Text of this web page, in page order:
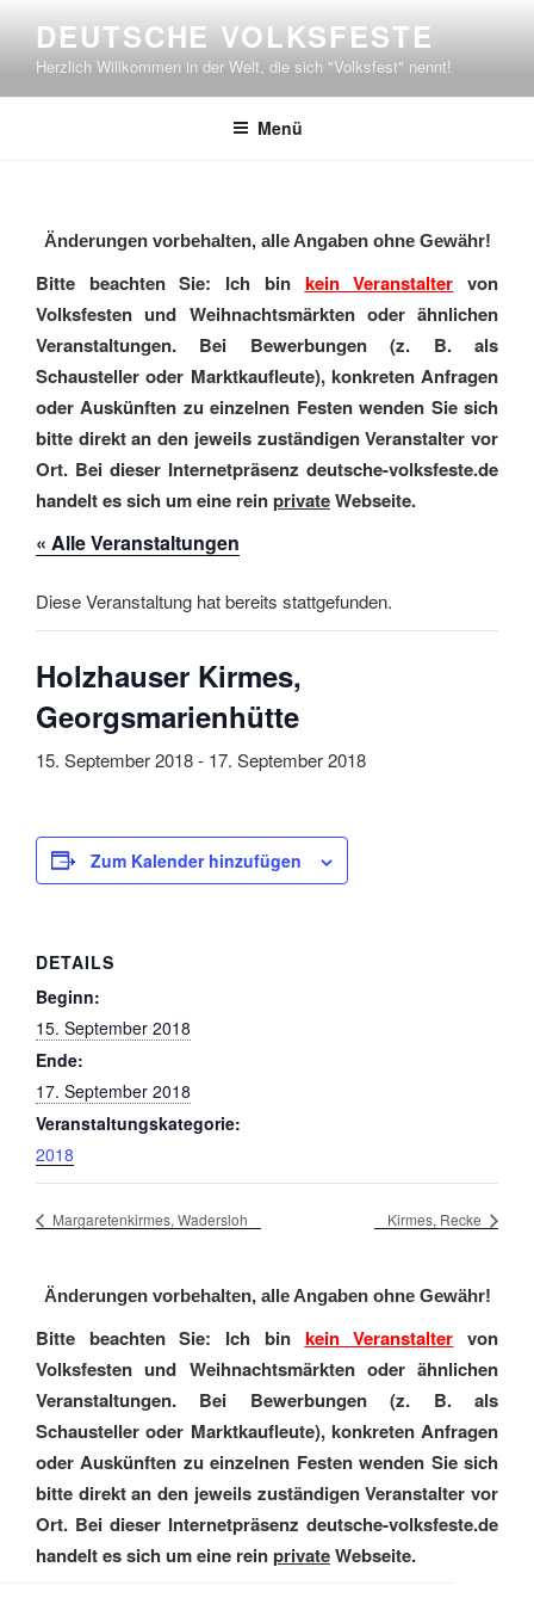
springen
DEUTSCHE VOLKSFESTE
Herzlich Willkommen in der Welt, die sich "Volksfest" nennt!
Menü
Änderungen vorbehalten, alle Angaben ohne Gewähr!
Bitte beachten Sie: Ich bin kein Veranstalter von
Volksfesten und Weihnachtsmärkten oder ähnlichen
Veranstaltungen. Bei Bewerbungen (z. B. als
Schausteller oder Marktkaufleute), konkreten Anfragen
oder Auskünften zu einzelnen Festen wenden Sie sich
bitte direkt an den jeweils zuständigen Veranstalter vor
Ort. Bei dieser Internetpräsenz deutsche-volksfeste.de
handelt es sich um eine reinprivateWebseite.
« Alle Veranstaltungen
Diese Veranstaltung hat bereits stattgefunden.
Holzhauser Kirmes,
Georgsmarienhütte
15. September 2018- 17. September 2018
Zum Kalender hinzufügen
DETAILS
Beginn:
15. September 2018
Ende:
17. September 2018
Veranstaltungskategorie:
2018
Margaretenkirmes, Wadersloh Kirmes, Recke
Änderungen vorbehalten, alle Angaben ohne Gewähr!
Bitte beachten Sie: Ich bin kein Veranstalter von
Volksfesten und Weihnachtsmärkten oder ähnlichen
Veranstaltungen. Bei Bewerbungen (z. B. als
Schausteller oder Marktkaufleute), konkreten Anfragen
oder Auskünften zu einzelnen Festen wenden Sie sich
bitte direkt an den jeweils zuständigen Veranstalter vor
Ort. Bei dieser Internetpräsenz deutsche-volksfeste.de
handelt es sich um eine reinprivateWebseite.